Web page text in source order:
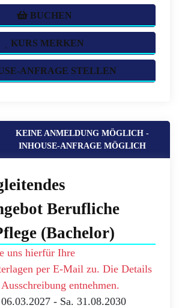
BUCHEN
KURS MERKEN
ANFRAGE STELLEN
KEINE ANMELDUNG MÖGLICH -
INHOUSE-ANFRAGE MÖGLICH
Berufliche
(Bachelor)
uns hierfür Ihre
per E-Mail zu. Die Details
entnehmen.
06.03.2027 - Sa. 31.08.2030